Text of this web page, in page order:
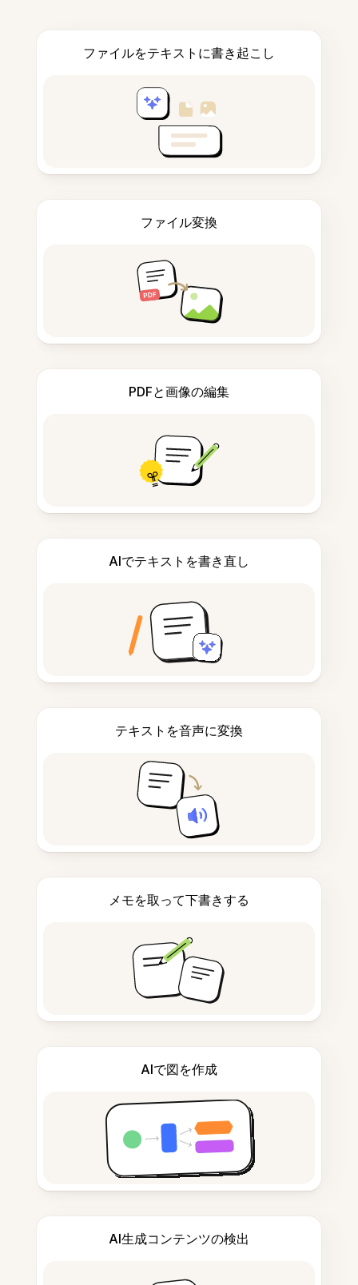
ファイルをテキストに書き起こし
ファイル変換
PDFと画像の編集
AIでテキストを書き直し
テキストを音声に変換
メモを取って下書きする
AIで図を作成
AI生成コンテンツの検出